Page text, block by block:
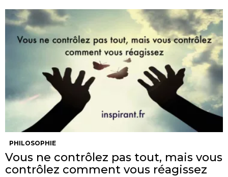
PHILOSOPHIE
Vous ne contrôlez pas tout, mais vous
contrôlez comment vous réagissez